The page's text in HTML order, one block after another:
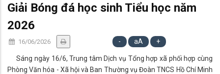
Giải Bóng đá học sinh Tiểu học năm
2026
16/06/2026 - aA +
Sáng ngày 16/6, Trung tâm Dịch vụ Tổng hợp xã phối hợp cùng
Phòng Văn hóa - Xã hội và Ban Thường vụ Đoàn TNCS Hồ Chí Minh